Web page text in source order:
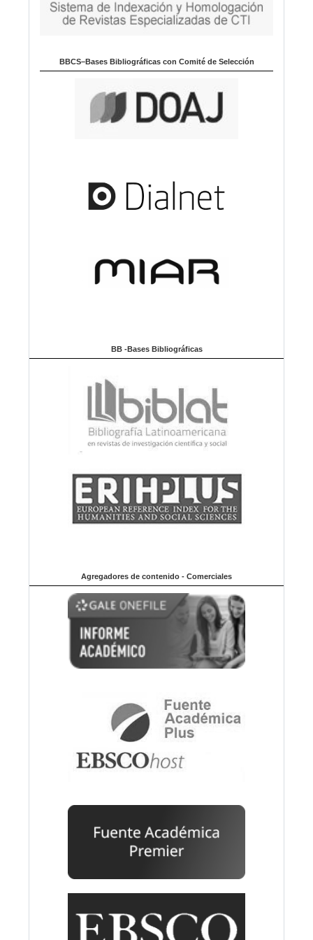
BBCS–Bases Bibliográficas con Comité de Selección
BB -Bases Bibliográficas
Agregadores de contenido - Comerciales